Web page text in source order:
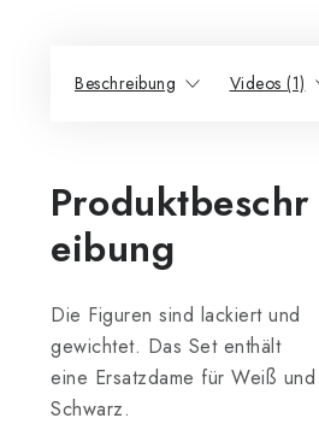
Beschreibung Videos (1)
Produktbeschr
eibung
Die Figuren sind lackiert und
gewichtet. Das Set enthält
eine Ersatzdame für Weiß und
Schwarz.